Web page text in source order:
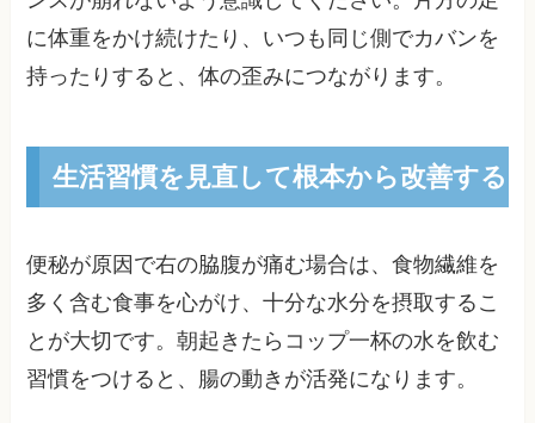
に体重をかけ続けたり、いつも同じ側でカバンを
持ったりすると、体の歪みにつながります。
生活習慣を見直して根本から改善する
便秘が原因で右の脇腹が痛む場合は、食物繊維を
多く含む食事を心がけ、十分な水分を摂取するこ
とが大切です。朝起きたらコップ一杯の水を飲む
習慣をつけると、腸の動きが活発になります。